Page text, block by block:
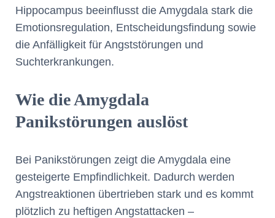
Hippocampus beeinflusst die Amygdala stark die
Emotionsregulation, Entscheidungsfindung sowie
die Anfälligkeit für Angststörungen und
Suchterkrankungen.
Wie die Amygdala
Panikstörungen auslöst
Bei Panikstörungen zeigt die Amygdala eine
gesteigerte Empfindlichkeit. Dadurch werden
Angstreaktionen übertrieben stark und es kommt
plötzlich zu heftigen Angstattacken –